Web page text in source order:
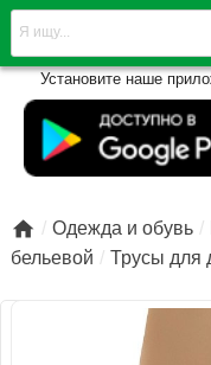
Установите наше
 Одежда и обувь
бельевой
Трусы для